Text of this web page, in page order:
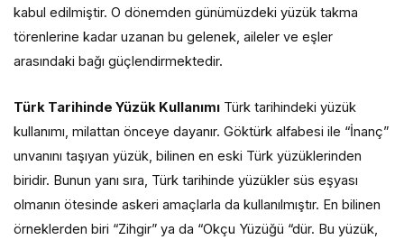
kabul edilmiştir. O dönemden günümüzdeki yüzük takma
törenlerine kadar uzanan bu gelenek, aileler ve eşler
arasındaki bağı güçlendirmektedir.
Türk Tarihinde Yüzük Kullanımı Türk tarihindeki yüzük
kullanımı, milattan önceye dayanır. Göktürk alfabesi ile “İnanç”
unvanını taşıyan yüzük, bilinen en eski Türk yüzüklerinden
biridir. Bunun yanı sıra, Türk tarihinde yüzükler süs eşyası
olmanın ötesinde askeri amaçlarla da kullanılmıştır. En bilinen
örneklerden biri “Zihgir” ya da “Okçu Yüzüğü “dür. Bu yüzük,